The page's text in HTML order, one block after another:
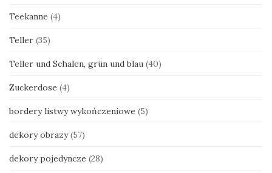
Teekanne (4)
Teller (35)
Teller und Schalen, grün und blau (40)
Zuckerdose (4)
bordery listwy wykończeniowe (5)
dekory obrazy (57)
dekory pojedyncze (28)